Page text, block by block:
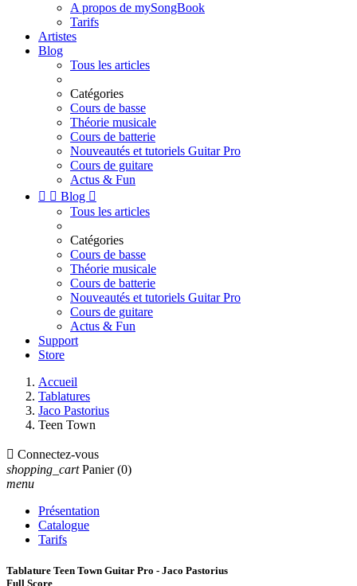
A propos de mySongBook
Tarifs
Artistes
Blog
Tous les articles
Catégories
Cours de basse
Théorie musicale
Cours de batterie
Nouveautés et tutoriels Guitar Pro
Cours de guitare
Actus & Fun
  Blog 
Tous les articles
Catégories
Cours de basse
Théorie musicale
Cours de batterie
Nouveautés et tutoriels Guitar Pro
Cours de guitare
Actus & Fun
Support
Store
Accueil
Tablatures
Jaco Pastorius
Teen Town
 Connectez-vous
shopping_cart Panier (0)
menu
Présentation
Catalogue
Tarifs
Tablature Teen Town Guitar Pro - Jaco Pastorius
Full Score